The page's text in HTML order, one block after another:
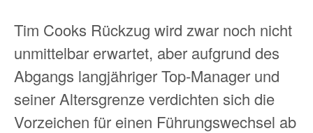
Tim Cooks Rückzug wird zwar noch nicht
unmittelbar erwartet, aber aufgrund des
Abgangs langjähriger Top-Manager und
seiner Altersgrenze verdichten sich die
Vorzeichen für einen Führungswechsel ab